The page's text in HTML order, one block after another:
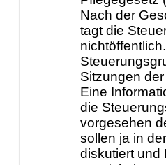
Nach der
tagt die
Sitzungen
Eine
die
vorgesehen
sollen ja in
diskutiert und